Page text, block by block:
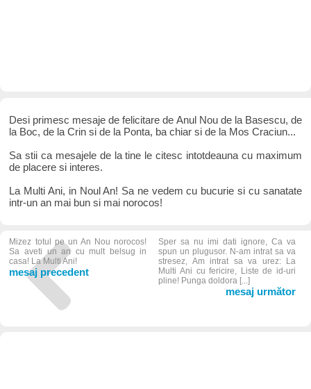
Desi primesc mesaje de felicitare de Anul Nou de la Basescu, de
la Boc, de la Crin si de la Ponta, ba chiar si de la Mos Craciun...
Sa stii ca mesajele de la tine le citesc intotdeauna cu maximum
de placere si interes.
La Multi Ani, in Noul An! Sa ne vedem cu bucurie si cu sanatate
intr-un an mai bun si mai norocos!
Mizez totul pe un An Nou norocos!
Sa aveti un an cu mult belsug in
casa! La Multi Ani!
mesaj precedent
Sper sa nu imi dati ignore, Ca va
spun un plugusor. N-am intrat sa va
stresez, Am intrat sa va urez: La
Multi Ani cu fericire, Liste de id-uri
pline! Punga doldora [...]
mesaj următor